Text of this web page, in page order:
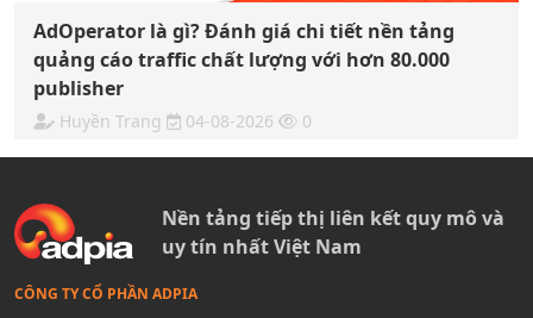
AdOperator là gì? Đánh giá chi tiết nền tảng
quảng cáo traffic chất lượng với hơn 80.000
publisher
Huyền Trang 04-08-2026 0
Nền tảng tiếp thị liên kết quy mô và
uy tín nhất Việt Nam
CÔNG TY CỔ PHẦN ADPIA